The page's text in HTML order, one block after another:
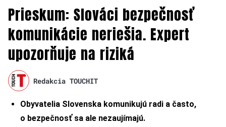
Prieskum: Slováci bezpečnosť
komunikácie neriešia. Expert
upozorňuje na riziká
Redakcia TOUCHIT
Obyvatelia Slovenska komunikujú radi a často,
o bezpečnosť sa ale nezaujímajú.